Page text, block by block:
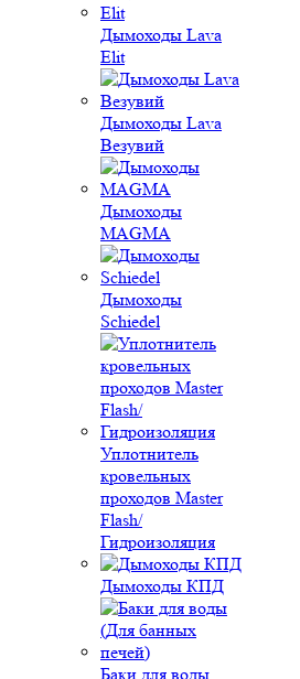
Дымоходы Lava
Elit
Дымоходы Lava
Везувий
Дымоходы
MAGMA
Дымоходы
Schiedel
Уплотнитель
кровельных
проходов Master
Flash/
Гидроизоляция
Дымоходы КПД
Баки для воды